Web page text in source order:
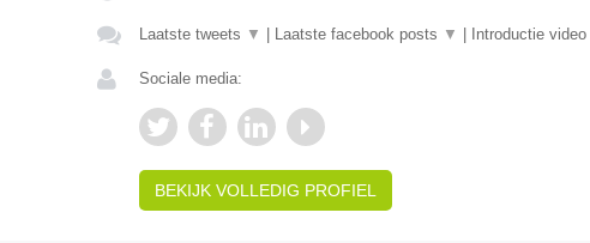
Laatste tweets ▼ Laatste facebook posts ▼ Introductie video
Sociale media:
BEKIJK VOLLEDIG PROFIEL